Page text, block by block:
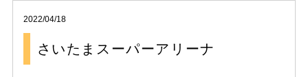
2022/04/18
さいたまスーパーアリーナ